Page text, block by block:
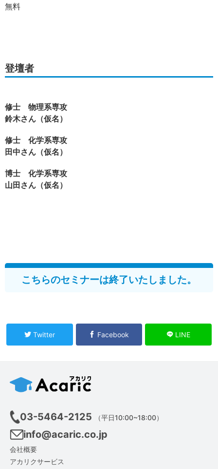
無料
登壇者
修士 物理系専攻
鈴木さん（仮名）
修士 化学系専攻
田中さん（仮名）
博士 化学系専攻
山田さん（仮名）
こちらのセミナーは終了いたしました。
Twitter Facebook LINE
03-5464-2125 （平日10:00~18:00）
info@acaric.co.jp
会社概要
アカリクサービス